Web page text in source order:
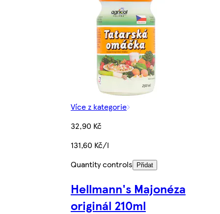
Více z kategorie
32,90 Kč
131,60 Kč/l
Quantity controls
Přidat
Hellmann's Majonéza
originál 210ml